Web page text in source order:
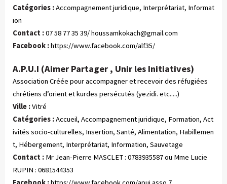
Catégories : Accompagnement juridique, Interprétariat, Informat
ion
Contact :07 58 77 35 39/houssamkokach@gmail.com
Facebook :https://www.facebook.com/alf35/
A.P.U.I (Aimer Partager , Unir les Initiatives)
Association Créée pour accompagner et recevoir des réfugiées
chrétiens d’orient et kurdes persécutés (yezidi. etc.....)
Ville :Vitré
Catégories : Accueil, Accompagnement juridique, Formation, Act
ivités socio-culturelles, Insertion, Santé, Alimentation, Habillemen
t, Hébergement, Interprétariat, Information, Sauvetage
Contact : Mr Jean-Pierre MASCLET : 0783935587 ou Mme Lucie
RUPIN : 0681544353